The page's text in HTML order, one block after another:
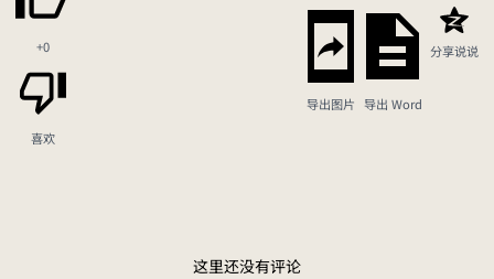
+0
喜欢
导出图片 导出 Word
分享说说
这里还没有评论